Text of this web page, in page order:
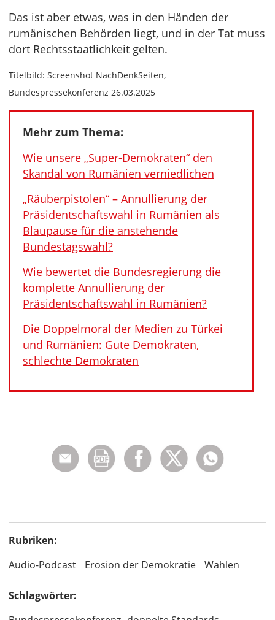
Das ist aber etwas, was in den Händen der
rumänischen Behörden liegt, und in der Tat muss
dort Rechtsstaatlichkeit gelten.
Titelbild: Screenshot NachDenkSeiten,
Bundespressekonferenz 26.03.2025
Mehr zum Thema:
Wie unsere „Super-Demokraten“ den
Skandal von Rumänien verniedlichen
„Räuberpistolen“ – Annullierung der
Präsidentschaftswahl in Rumänien als
Blaupause für die anstehende
Bundestagswahl?
Wie bewertet die Bundesregierung die
komplette Annullierung der
Präsidentschaftswahl in Rumänien?
Die Doppelmoral der Medien zu Türkei
und Rumänien: Gute Demokraten,
schlechte Demokraten
Rubriken:
Audio-Podcast
Erosion der Demokratie Wahlen
Schlagwörter: